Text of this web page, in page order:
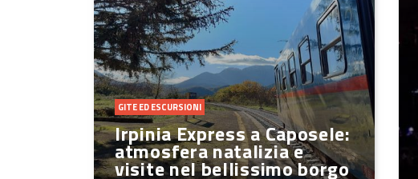
GITE ED ESCURSIONI
Irpinia Express a Caposele:
atmosfera natalizia e
visite nel bellissimo borgo